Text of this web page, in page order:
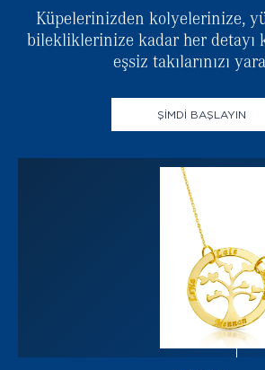
Küpelerinizden kolyelerinize,
bilekliklerinize kadar her detayı
eşsiz takılarınızı
ŞİMDİ BAŞLAYIN